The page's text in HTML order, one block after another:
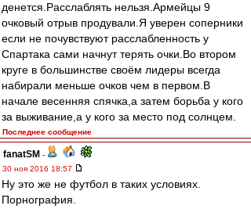
денется.Расслаблять нельзя.Армейцы 9
очковый отрыв продували.Я уверен соперники
если не почувствуют расслабленность у
Спартака сами начнут терять очки.Во втором
круге в большинстве своём лидеры всегда
набирали меньше очков чем в первом.В
начале весенняя спячка,а затем борьба у кого
за выживание,а у кого за место под солнцем.
Последнее сообщение
fanatSM -
30 ноя 2016 18:57
Ну это же не футбол в таких условиях.
Порнография.